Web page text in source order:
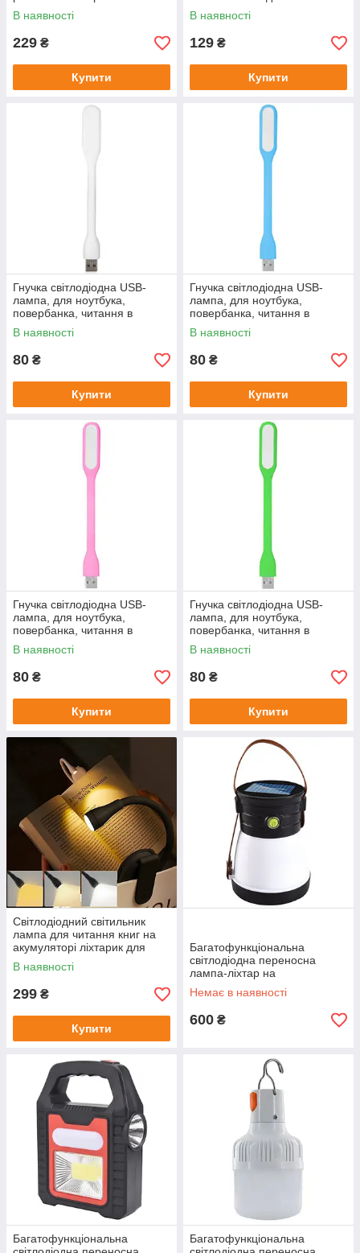
AAA ліхтарик для читання
книг на прищіпці BookClip
В наявності
229 ₴
Купити
M300036
В наявності
129 ₴
Купити
Гнучка світлодіодна USB-
лампа, для ноутбука,
повербанка, читання в
темряві, ліхтарик Portable
Lamp 1.2W 4
В наявності
80 ₴
Купити
Гнучка світлодіодна USB-
лампа, для ноутбука,
повербанка, читання в
темряві, ліхтарик Portable
Lamp 1.2W 5
В наявності
80 ₴
Купити
Гнучка світлодіодна USB-
лампа, для ноутбука,
повербанка, читання в
темряві, ліхтарик Portable
Lamp 1.2W 6
В наявності
80 ₴
Купити
Гнучка світлодіодна USB-
лампа, для ноутбука,
повербанка, читання в
темряві, ліхтарик Portable
Lamp 1.2W 7
В наявності
80 ₴
Купити
Світлодіодний світильник
лампа для читання книг на
акумуляторі ліхтарик для
читання книг на прищіпці
автономний Чорний
В наявності
299 ₴
Купити
Багатофункціональна
світлодіодна переносна
лампа-ліхтар на
акумуляторній батареї ZJ-
1158B
Немає в наявності
600 ₴
Багатофункціональна
Багатофункціональна